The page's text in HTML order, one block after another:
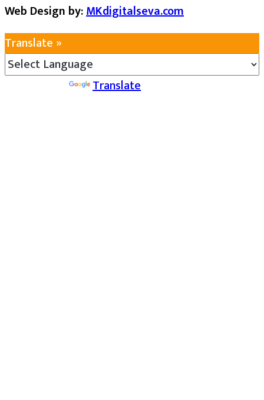
Web Design by:MKdigitalseva.com
Translate »
Translate